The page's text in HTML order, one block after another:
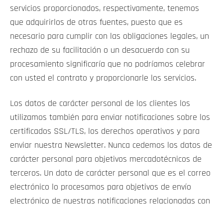
servicios proporcionados, respectivamente, tenemos
que adquirirlos de otras fuentes, puesto que es
necesario para cumplir con las obligaciones legales, un
rechazo de su facilitación o un desacuerdo con su
procesamiento significaría que no podríamos celebrar
con usted el contrato y proporcionarle los servicios.
Los datos de carácter personal de los clientes los
utilizamos también para enviar notificaciones sobre los
certificados SSL/TLS, los derechos operativos y para
enviar nuestra Newsletter. Nunca cedemos los datos de
carácter personal para objetivos mercadotécnicos de
terceros. Un dato de carácter personal que es el correo
electrónico lo procesamos para objetivos de envío
electrónico de nuestras notificaciones relacionadas con